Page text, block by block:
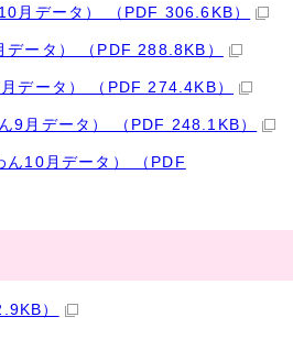
月データ） （PDF 306.6KB）
データ） （PDF 288.8KB）
データ） （PDF 274.4KB）
9月データ） （PDF 248.1KB）
ん10月データ） （PDF
）